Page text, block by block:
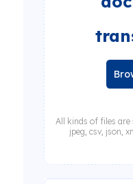
All kinds of files are
jpeg, csv, json,